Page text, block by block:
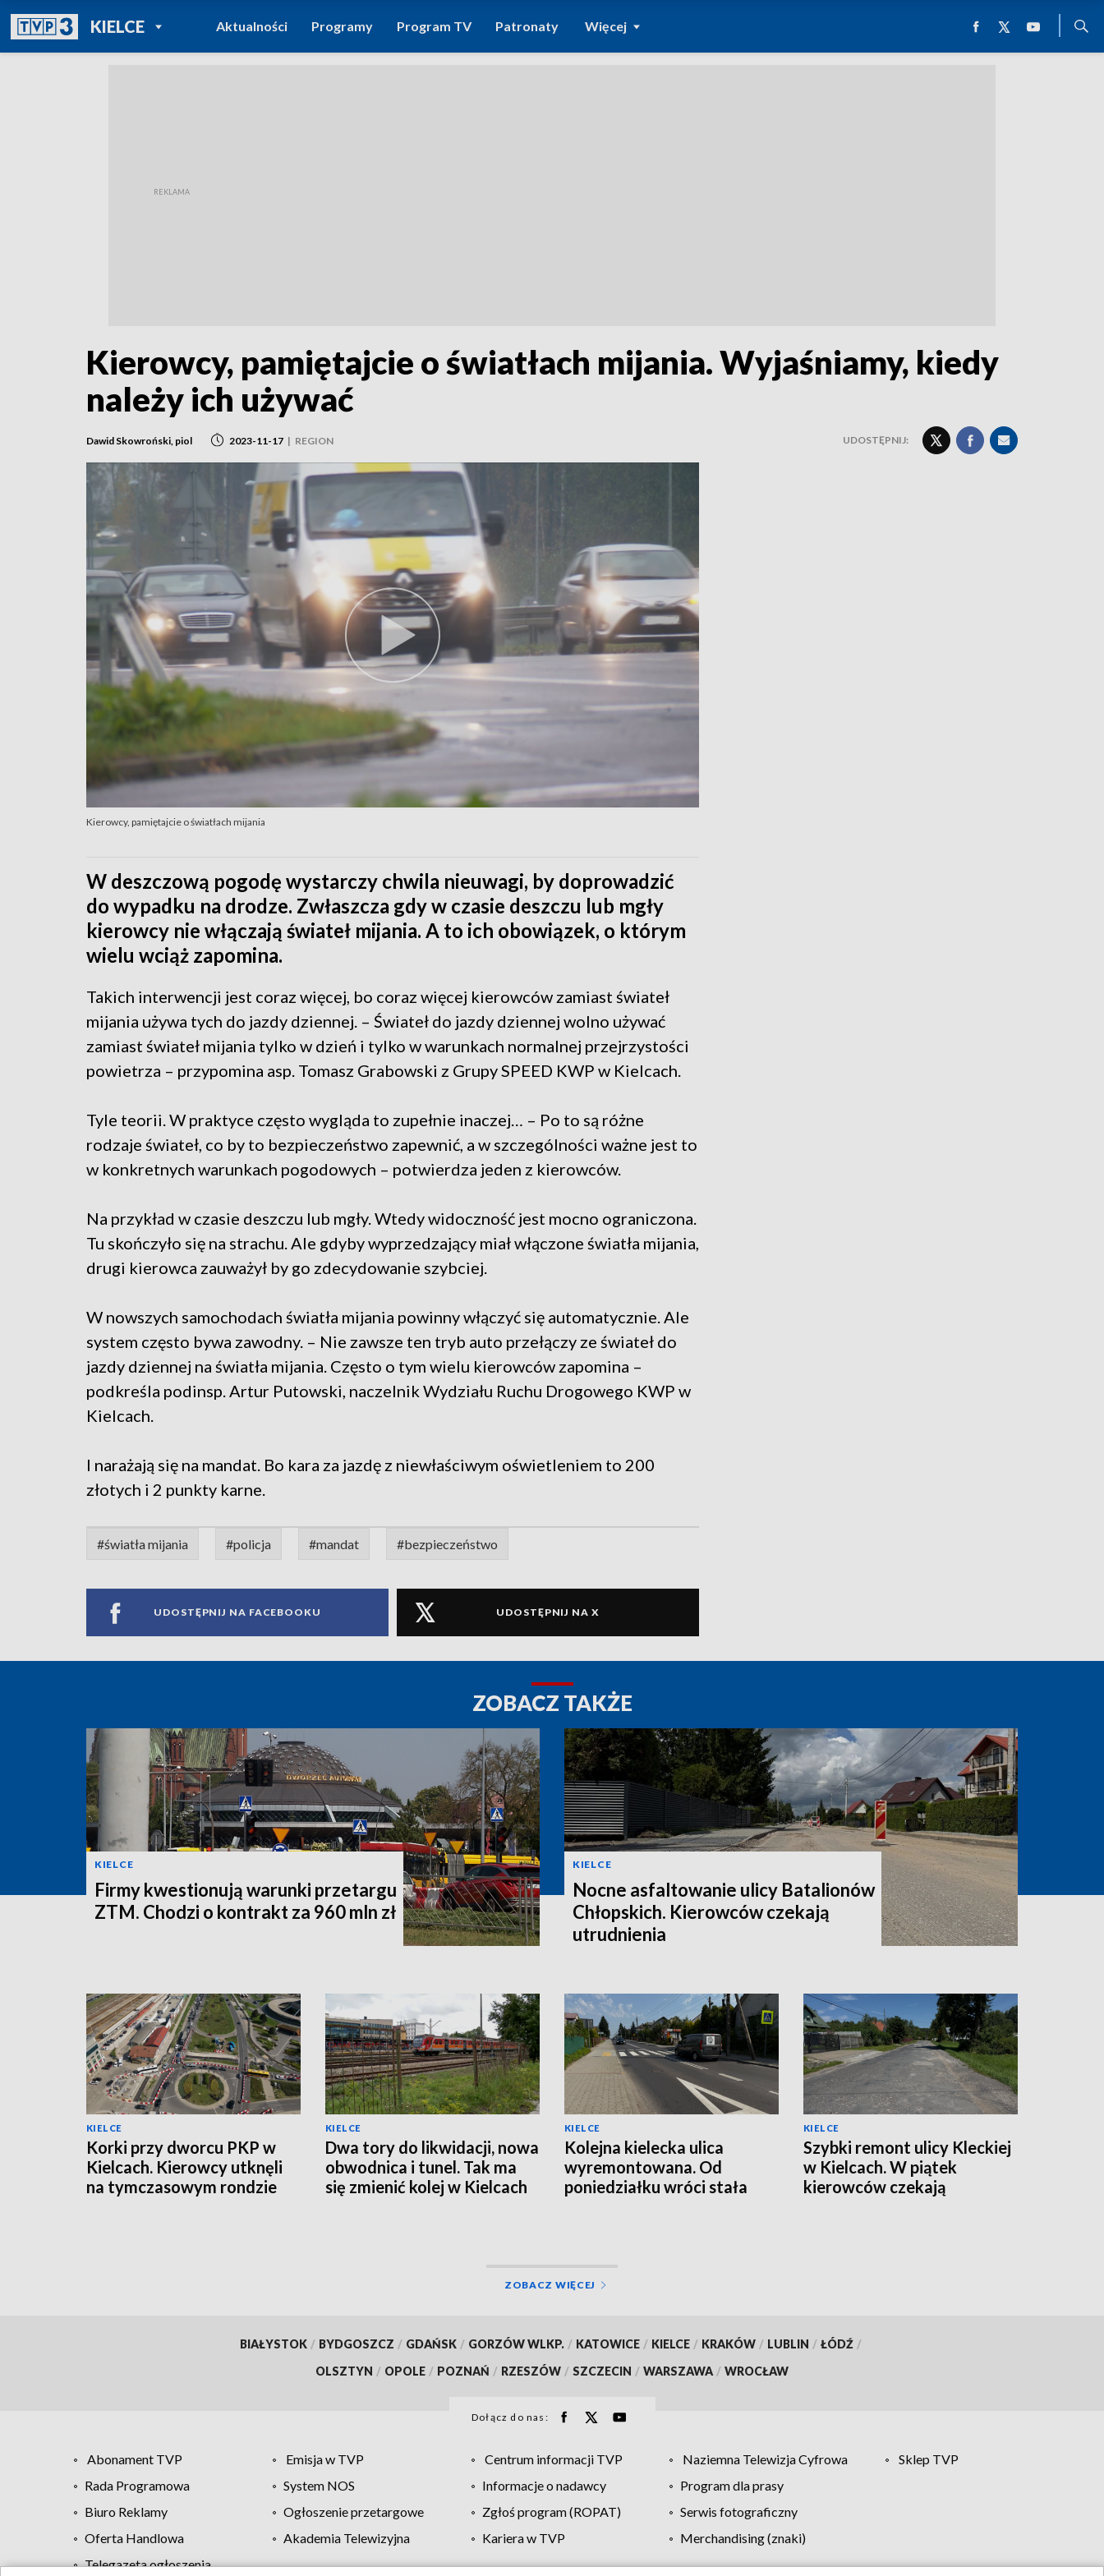
KIELCEPOWRÓT DO
TVP REGIONY
Aktualności Programy Program TV Patronaty Więcej
Kierowcy, pamiętajcie o światłach mijania. Wyjaśniamy, kiedy
należy ich używać
Dawid Skowroński, piol 2023-11-17 | REGION UDOSTĘPNIJ:
Kierowcy, pamiętajcie o światłach mijania
W deszczową pogodę wystarczy chwila nieuwagi, by doprowadzić
do wypadku na drodze. Zwłaszcza gdy w czasie deszczu lub mgły
kierowcy nie włączają świateł mijania. A to ich obowiązek, o którym
wielu wciąż zapomina.
Takich interwencji jest coraz więcej, bo coraz więcej kierowców zamiast świateł
mijania używa tych do jazdy dziennej. – Świateł do jazdy dziennej wolno używać
zamiast świateł mijania tylko w dzień i tylko w warunkach normalnej przejrzystości
powietrza – przypomina asp. Tomasz Grabowski z Grupy SPEED KWP w Kielcach.
Tyle teorii. W praktyce często wygląda to zupełnie inaczej… – Po to są różne
rodzaje świateł, co by to bezpieczeństwo zapewnić, a w szczególności ważne jest to
w konkretnych warunkach pogodowych – potwierdza jeden z kierowców.
Na przykład w czasie deszczu lub mgły. Wtedy widoczność jest mocno ograniczona.
Tu skończyło się na strachu. Ale gdyby wyprzedzający miał włączone światła mijania,
drugi kierowca zauważył by go zdecydowanie szybciej.
W nowszych samochodach światła mijania powinny włączyć się automatycznie. Ale
system często bywa zawodny. – Nie zawsze ten tryb auto przełączy ze świateł do
jazdy dziennej na światła mijania. Często o tym wielu kierowców zapomina –
podkreśla podinsp. Artur Putowski, naczelnik Wydziału Ruchu Drogowego KWP w
Kielcach.
I narażają się na mandat. Bo kara za jazdę z niewłaściwym oświetleniem to 200
złotych i 2 punkty karne.
#światła mijania #policja #mandat #bezpieczeństwo
UDOSTĘPNIJ NA FACEBOOKU UDOSTĘPNIJ NA X
ZOBACZ TAKŻE
KIELCE
Firmy kwestionują warunki przetargu
ZTM. Chodzi o kontrakt za 960 mln zł
KIELCE
Nocne asfaltowanie ulicy Batalionów
Chłopskich. Kierowców czekają
utrudnienia
KIELCE
Korki przy dworcu PKP w
Kielcach. Kierowcy utknęli
na tymczasowym rondzie
KIELCE
Dwa tory do likwidacji, nowa
obwodnica i tunel. Tak ma
się zmienić kolej w Kielcach
KIELCE
Kolejna kielecka ulica
wyremontowana. Od
poniedziałku wróci stała
KIELCE
Szybki remont ulicy Kleckiej
w Kielcach. W piątek
kierowców czekają
ZOBACZ WIĘCEJ
BIAŁYSTOK / BYDGOSZCZ / GDAŃSK / GORZÓW WLKP. / KATOWICE / KIELCE / KRAKÓW / LUBLIN / ŁÓDŹ /
OLSZTYN / OPOLE / POZNAŃ / RZESZÓW / SZCZECIN / WARSZAWA / WROCŁAW
Dołącz do nas:
Abonament TVP Emisja w TVP Centrum informacji TVP Naziemna Telewizja Cyfrowa
Sklep TVP
Rada Programowa
System NOS Informacje o nadawcy
Program dla prasy
Biuro Reklamy
Ogłoszenie przetargowe Zgłoś program (ROPAT)
Serwis fotograficzny
Oferta Handlowa
Akademia Telewizyjna Kariera w TVP
Merchandising (znaki)
Telegazeta ogłoszenia